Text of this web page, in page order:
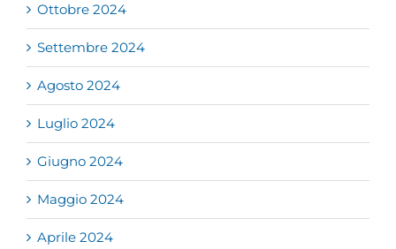
Ottobre 2024
Settembre 2024
Agosto 2024
Luglio 2024
Giugno 2024
Maggio 2024
Aprile 2024